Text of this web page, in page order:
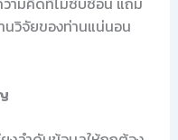
นวิจัยของท่านแน่นอน